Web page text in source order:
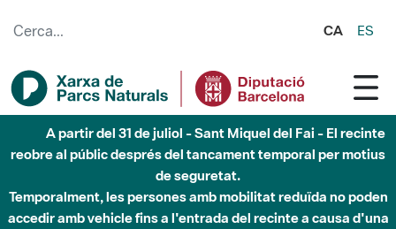
CA ES
A partir del 31 de juliol - Sant Miquel del Fai - El recinte
reobre al públic després del tancament temporal per motius
de seguretat.
Temporalment, les persones amb mobilitat reduïda no poden
accedir amb vehicle fins a l'entrada del recinte a causa d'una